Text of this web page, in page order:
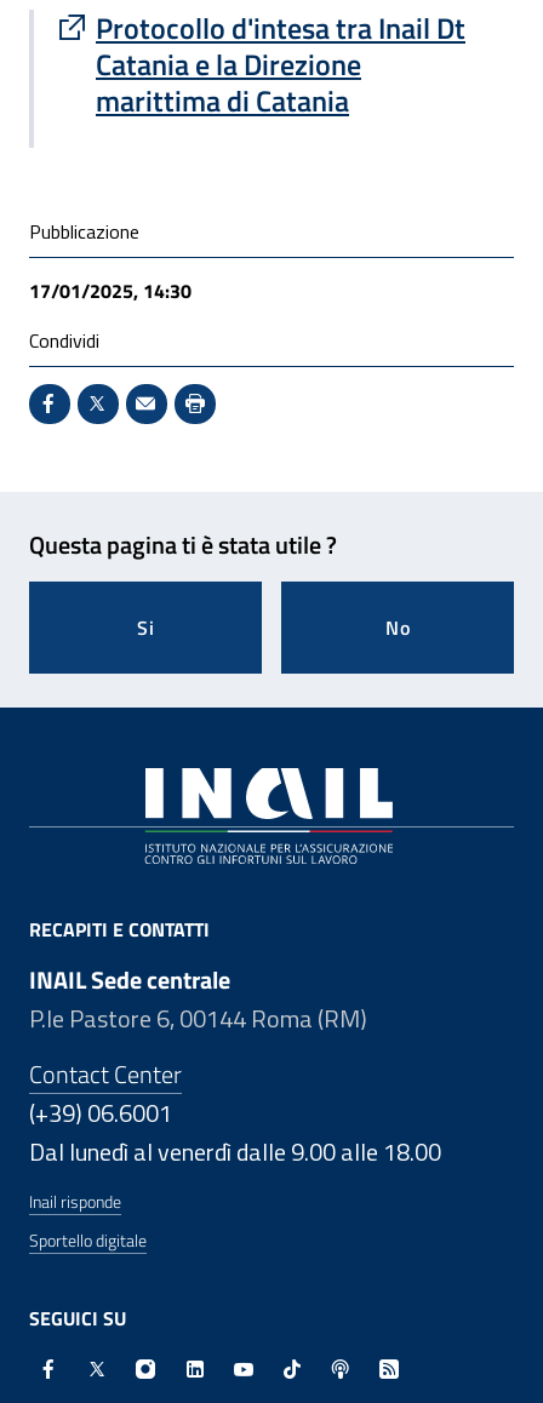
Protocollo d'intesa tra Inail Dt
Catania e la Direzione
marittima di Catania
Sito esterno : apre una nuova finestra
Condivisione social
Pubblicazione
17/01/2025, 14:30
Condividi
Condividi su Facebook - Sito esterno - Apertura in
X - Sito esterno - Apertura in nuova finestra
Invio Mail: apre il programma di posta
Stampa pagina: scelta meno
Questa pagina ti è stata utile ?
Si No
RECAPITI E CONTATTI
INAIL Sede centrale
P.le Pastore 6, 00144 Roma (RM)
Contact Center
(+39) 06.6001
Dal lunedì al venerdì dalle 9.00 alle 18.00
Inail risponde
Sportello digitale
SEGUICI SU
Facebook - Sito esterno - Apertura in nuova finestra
X - Sito esterno - Apertura in nuova finestra
Instagram - Sito esterno - Apertura in
Linkedin - Sito esterno - Apertura in
Youtube - Sito esterno -
TikTok - Sito esterno -
Spreaker - Sito
Feed RSS -